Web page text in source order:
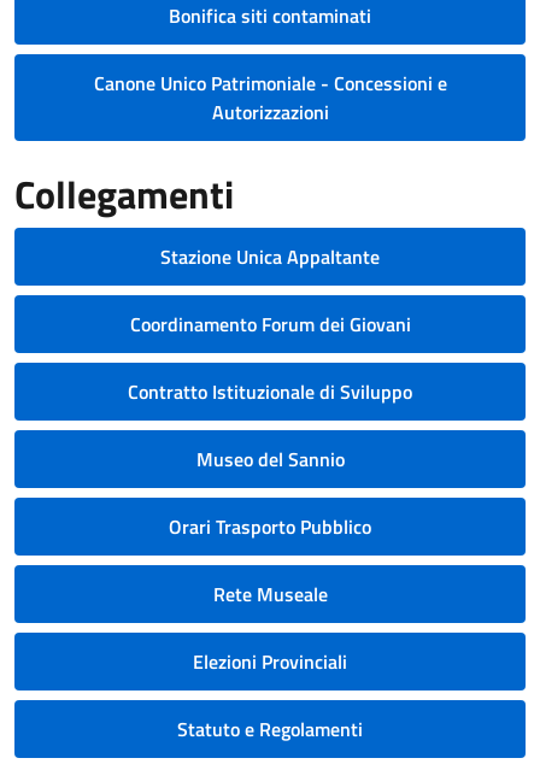
Bonifica siti contaminati
Canone Unico Patrimoniale - Concessioni e
Autorizzazioni
Collegamenti
Stazione Unica Appaltante
Coordinamento Forum dei Giovani
Contratto Istituzionale di Sviluppo
Museo del Sannio
Orari Trasporto Pubblico
Rete Museale
Elezioni Provinciali
Statuto e Regolamenti